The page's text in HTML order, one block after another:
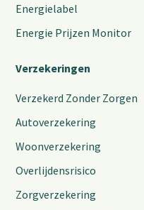
Energielabel
Energie Prijzen Monitor
Verzekeringen
Verzekerd Zonder Zorgen
Autoverzekering
Woonverzekering
Overlijdensrisico
Zorgverzekering